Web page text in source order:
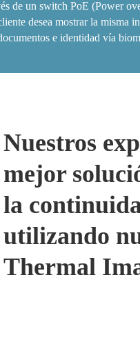
de un switch PoE (Power
desea mostrar la misma
e identidad vía
Nuestros
mejor
la
utilizando
Thermal